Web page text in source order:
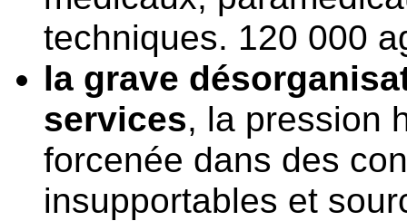
techniques. 120 000
la grave
services, la pression
forcenée dans des
insupportables et